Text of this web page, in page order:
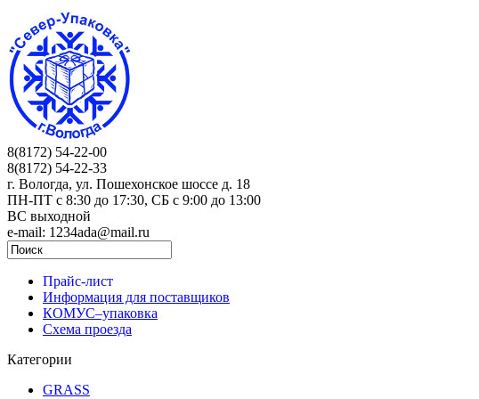
8(8172) 54-22-00
8(8172) 54-22-33
г. Вологда, ул. Пошехонское шоссе д. 18
ПН-ПТ c 8:30 до 17:30, СБ с 9:00 до 13:00
ВС выходной
e-mail: 1234ada@mail.ru
Прайс-лист
Информация для поставщиков
КОМУС–упаковка
Схема проезда
Категории
GRASS